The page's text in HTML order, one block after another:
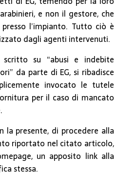
e non il gestore, che
l’impianto. Tutto ciò è
dagli agenti intervenuti.
su “abusi e indebite
da parte di EG, si ribadisce
invocato le tutele
per il caso di mancato
la presente, di procedere alla
riportato nel citato articolo,
un apposito link alla
stessa.